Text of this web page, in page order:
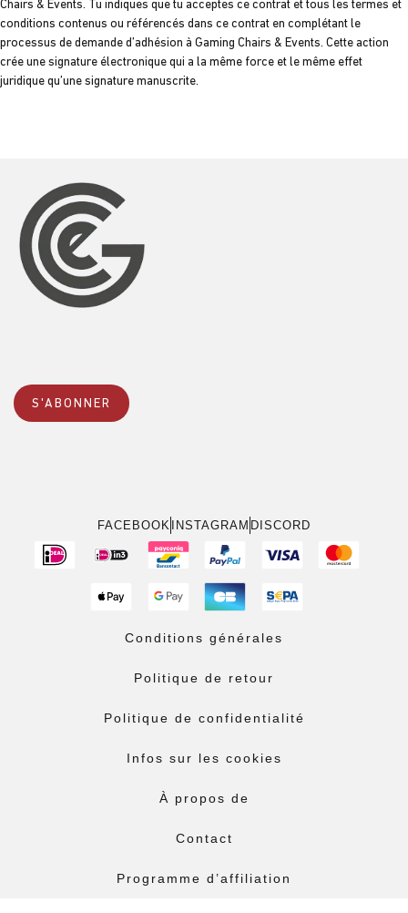
Chairs & Events. Tu indiques que tu acceptes ce contrat et tous les termes et
conditions contenus ou référencés dans ce contrat en complétant le
processus de demande d’adhésion à Gaming Chairs & Events. Cette action
crée une signature électronique qui a la même force et le même effet
juridique qu’une signature manuscrite.
S'ABONNER
FACEBOOK INSTAGRAM DISCORD
Conditions générales
Politique de retour
Politique de confidentialité
Infos sur les cookies
À propos de
Contact
Programme d’affiliation